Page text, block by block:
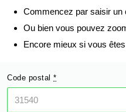
Commencez par saisir un
Ou bien vous pouvez
Encore mieux si vous
Code postal *